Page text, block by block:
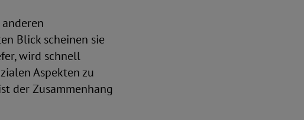
Blick scheinen sie
wird schnell
Aspekten zu
der Zusammenhang